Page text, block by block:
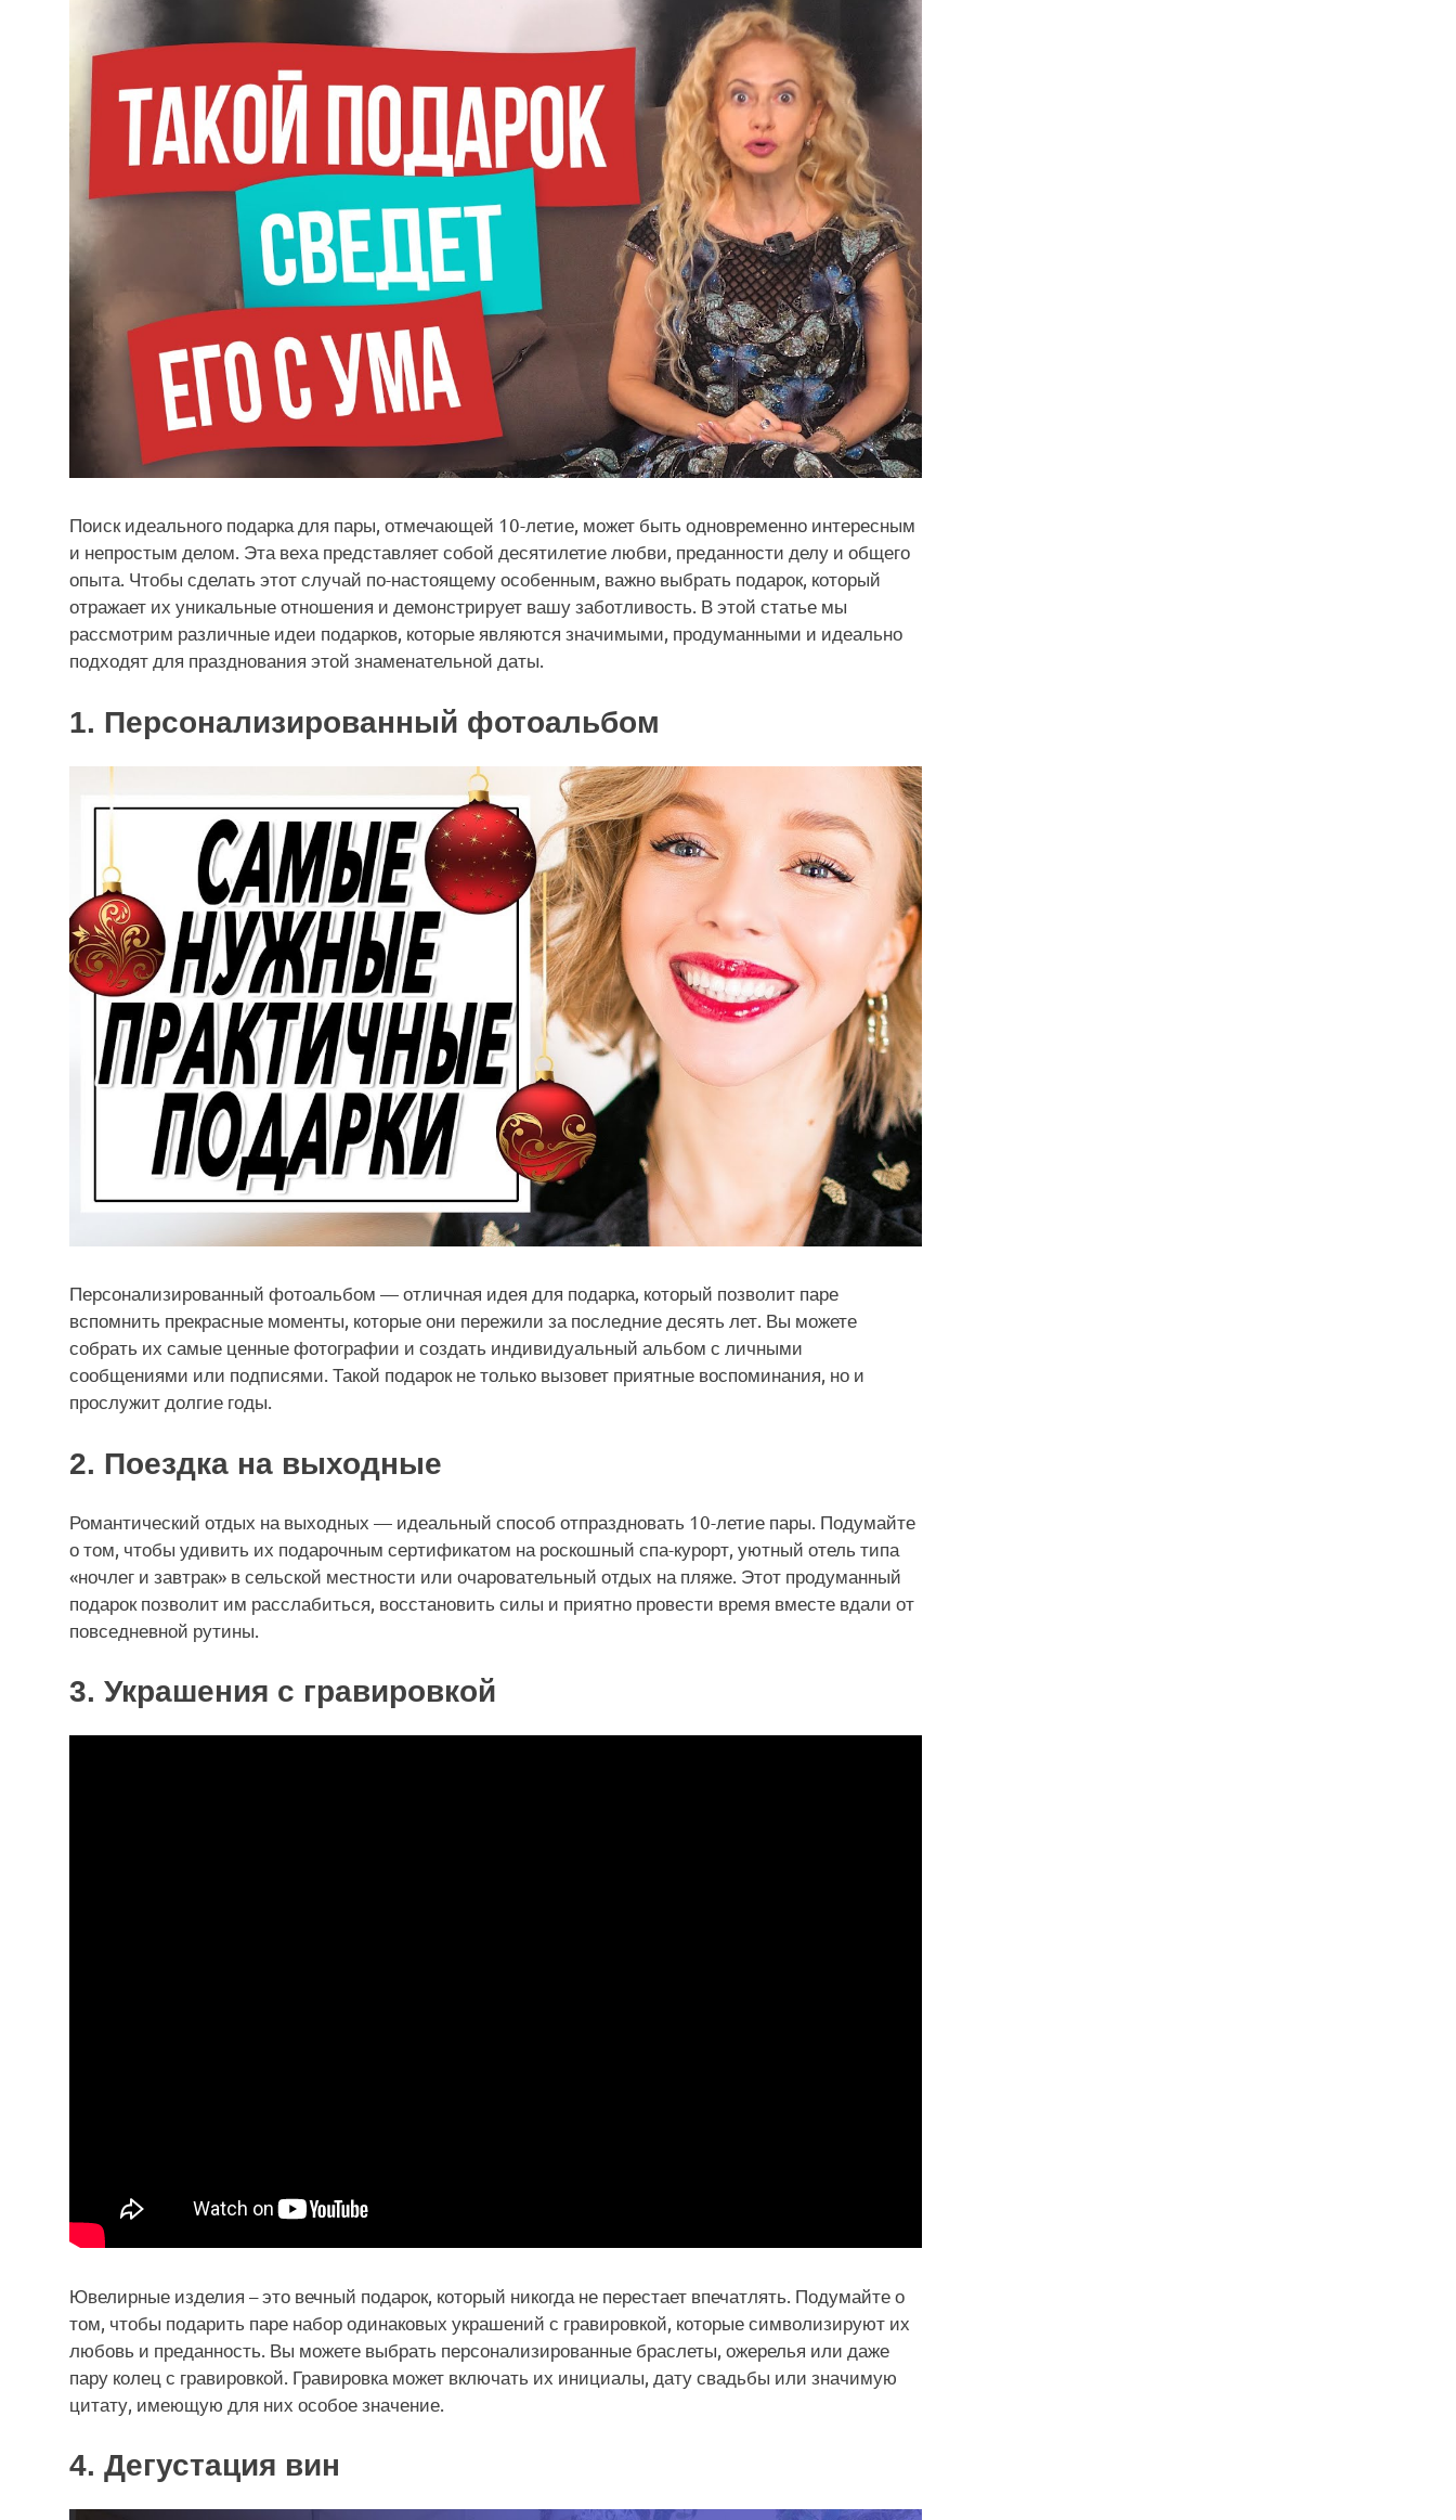
Поиск идеального подарка для пары, отмечающей 10-летие, может быть одновременно интересным
и непростым делом. Эта веха представляет собой десятилетие любви, преданности делу и общего
опыта. Чтобы сделать этот случай по-настоящему особенным, важно выбрать подарок, который
отражает их уникальные отношения и демонстрирует вашу заботливость. В этой статье мы
рассмотрим различные идеи подарков, которые являются значимыми, продуманными и идеально
подходят для празднования этой знаменательной даты.
1. Персонализированный фотоальбом
Персонализированный фотоальбом — отличная идея для подарка, который позволит паре
вспомнить прекрасные моменты, которые они пережили за последние десять лет. Вы можете
собрать их самые ценные фотографии и создать индивидуальный альбом с личными
сообщениями или подписями. Такой подарок не только вызовет приятные воспоминания, но и
прослужит долгие годы.
2. Поездка на выходные
Романтический отдых на выходных — идеальный способ отпраздновать 10-летие пары. Подумайте
о том, чтобы удивить их подарочным сертификатом на роскошный спа-курорт, уютный отель типа
«ночлег и завтрак» в сельской местности или очаровательный отдых на пляже. Этот продуманный
подарок позволит им расслабиться, восстановить силы и приятно провести время вместе вдали от
повседневной рутины.
3. Украшения с гравировкой
Ювелирные изделия – это вечный подарок, который никогда не перестает впечатлять. Подумайте о
том, чтобы подарить паре набор одинаковых украшений с гравировкой, которые символизируют их
любовь и преданность. Вы можете выбрать персонализированные браслеты, ожерелья или даже
пару колец с гравировкой. Гравировка может включать их инициалы, дату свадьбы или значимую
цитату, имеющую для них особое значение.
4. Дегустация вин